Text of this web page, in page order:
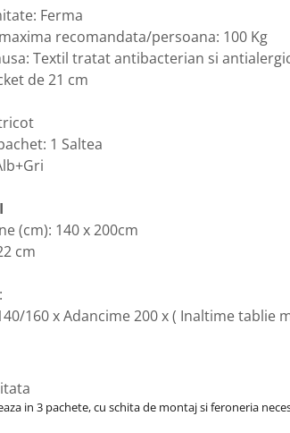
Ferma
recomandata/persoana: 100 Kg
Textil tratat antibacterian si
de 21 cm
1 Saltea
(cm): 140 x 200cm
cm
:
160 x Adancime 200 x ( Inaltime tablie
in 3 pachete, cu schita de montaj si feroneria